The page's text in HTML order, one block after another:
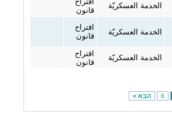
الخدمة العسكريّة
اقتراح
قانون
الخدمة العسكريّة
اقتراح
قانون
الخدمة العسكريّة
اقتراح
قانون
6 הבא >